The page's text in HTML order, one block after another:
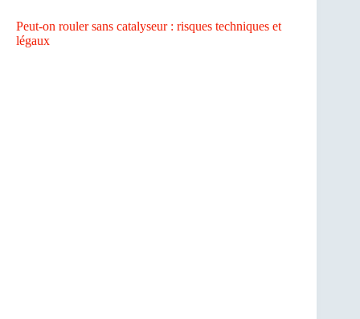
Peut-on rouler sans catalyseur : risques techniques et
légaux